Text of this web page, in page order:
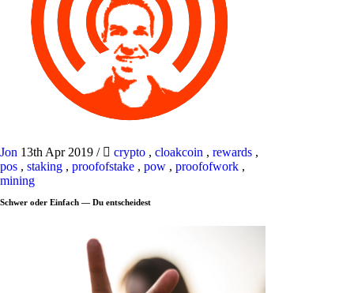
Jon 13th Apr 2019 / crypto , cloakcoin , rewards ,
pos , staking , proofofstake , pow , proofofwork ,
mining
Schwer oder Einfach — Du entscheidest